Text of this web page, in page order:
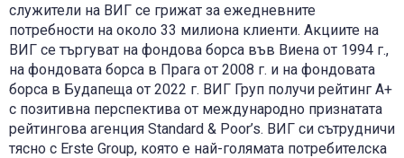
служители на ВИГ се грижат за ежедневните
потребности на около 33 милиона клиенти. Акциите на
ВИГ се търгуват на фондова борса във Виена от 1994 г.,
на фондовата борса в Прага от 2008 г. и на фондовата
борса в Будапеща от 2022 г. ВИГ Груп получи рейтинг A+
с позитивна перспектива от международно признатата
рейтингова агенция Standard & Poor’s. ВИГ си сътрудничи
тясно с Erste Group, която е най-голямата потребителска